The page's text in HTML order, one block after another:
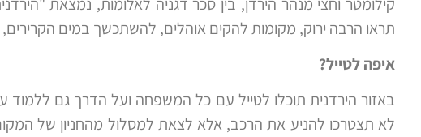
תראו הרבה ירוק, מקומות להקים אוהלים, להשתכשך במים הקרירים,
איפה לטייל?
באזור הירדנית תוכלו לטייל עם כל המשפחה ועל הדרך גם
לא תצטרכו להניע את הרכב, אלא לצאת למסלול מהחניון של